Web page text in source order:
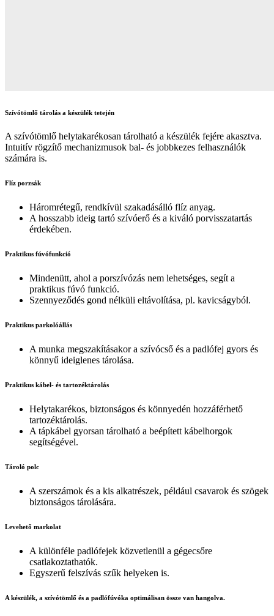
Szívótömlő tárolás a készülék tetején
A szívótömlő helytakarékosan tárolható a készülék fejére akasztva.
Intuitív rögzítő mechanizmusok bal- és jobbkezes felhasználók
számára is.
Flíz porzsák
Háromrétegű, rendkívül szakadásálló flíz anyag.
A hosszabb ideig tartó szívóerő és a kiváló porvisszatartás
érdekében.
Praktikus fúvófunkció
Mindenütt, ahol a porszívózás nem lehetséges, segít a
praktikus fúvó funkció.
Szennyeződés gond nélküli eltávolítása, pl. kavicságyból.
Praktikus parkolóállás
A munka megszakításakor a szívócső és a padlófej gyors és
könnyű ideiglenes tárolása.
Praktikus kábel- és tartozéktárolás
Helytakarékos, biztonságos és könnyedén hozzáférhető
tartozéktárolás.
A tápkábel gyorsan tárolható a beépített kábelhorgok
segítségével.
Tároló polc
A szerszámok és a kis alkatrészek, például csavarok és szögek
biztonságos tárolására.
Levehető markolat
A különféle padlófejek közvetlenül a gégecsőre
csatlakoztathatók.
Egyszerű felszívás szűk helyeken is.
A készülék, a szívótömlő és a padlófúvóka optimálisan össze van hangolva.